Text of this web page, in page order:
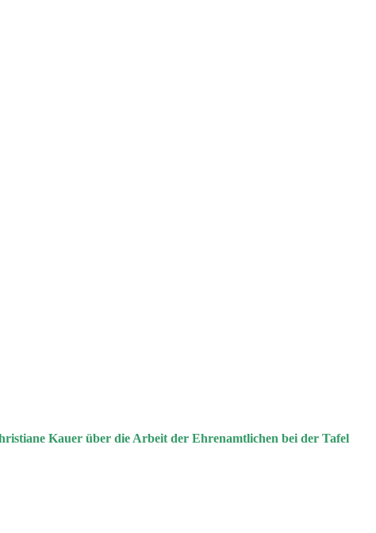
Kauer über die Arbeit der Ehrenamtlichen bei der Tafel